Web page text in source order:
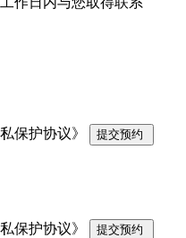
私保护协议》 提交预约
私保护协议》 提交预约